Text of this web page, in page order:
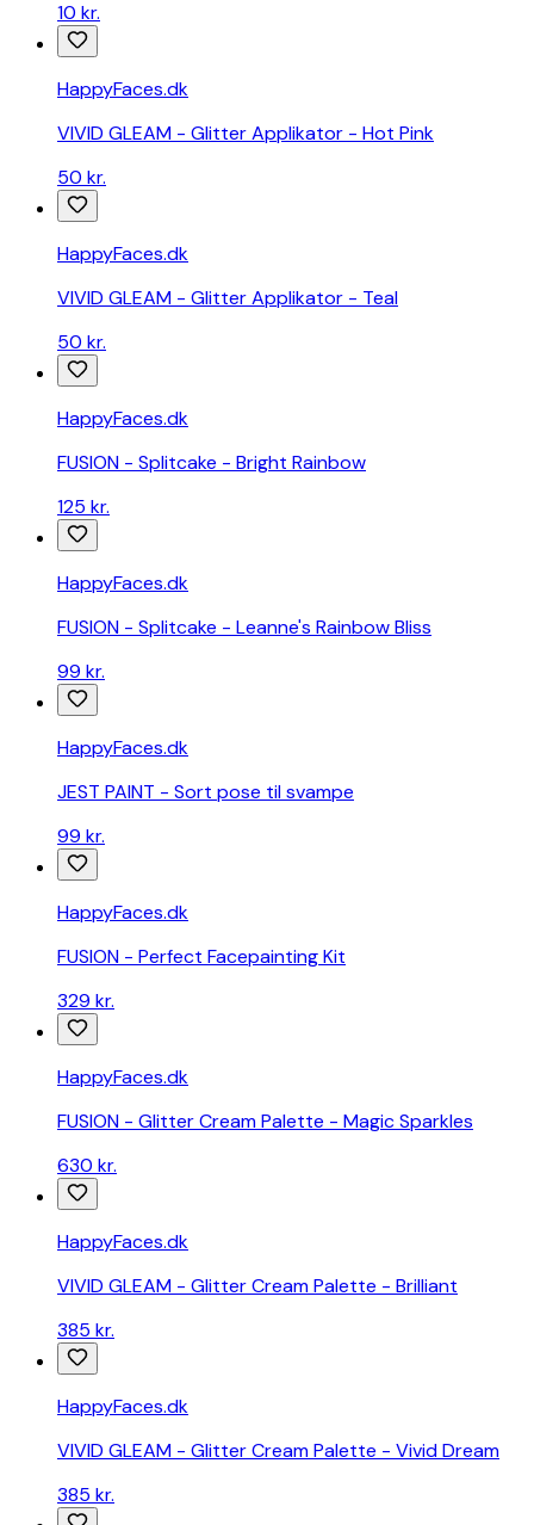
10 kr.
HappyFaces.dk
VIVID GLEAM - Glitter Applikator - Hot Pink
50 kr.
HappyFaces.dk
VIVID GLEAM - Glitter Applikator - Teal
50 kr.
HappyFaces.dk
FUSION - Splitcake - Bright Rainbow
125 kr.
HappyFaces.dk
FUSION - Splitcake - Leanne's Rainbow Bliss
99 kr.
HappyFaces.dk
JEST PAINT - Sort pose til svampe
99 kr.
HappyFaces.dk
FUSION - Perfect Facepainting Kit
329 kr.
HappyFaces.dk
FUSION - Glitter Cream Palette - Magic Sparkles
630 kr.
HappyFaces.dk
VIVID GLEAM - Glitter Cream Palette - Brilliant
385 kr.
HappyFaces.dk
VIVID GLEAM - Glitter Cream Palette - Vivid Dream
385 kr.